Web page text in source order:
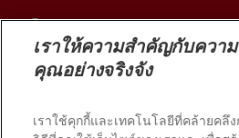
เราให้ความสำคัญกับควา
คุณอย่างจริงจัง
เราใช้คุกกี้และเทคโนโลยีที่คล้ายคลึ